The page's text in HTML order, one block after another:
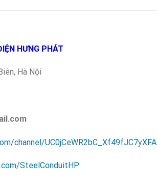
HƯNG PHÁT
Hà Nội
channel/UC0jCeWR2bC_Xf49fJC7yXFA
SteelConduitHP